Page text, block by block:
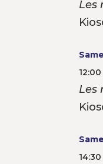
Les
Les